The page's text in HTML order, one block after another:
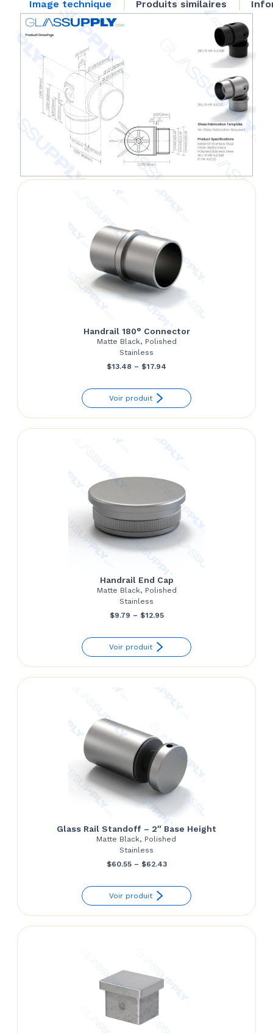
Image technique Produits similaires
Handrail 180° Connector
Matte Black, Polished
Stainless
$13.48 – $17.94
$13.48
through
Voir produit
Handrail End Cap
Matte Black, Polished
Stainless
$9.79 – $12.95Price
through
Voir produit
Glass Rail Standoff – 2″ Base Height
Matte Black, Polished
Stainless
$60.55 – $62.43Price
$60.55
through
Voir produit